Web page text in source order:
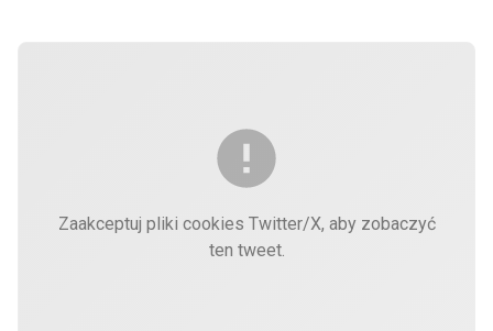
Zaakceptuj pliki cookies Twitter/X, aby zobaczyć
ten tweet.